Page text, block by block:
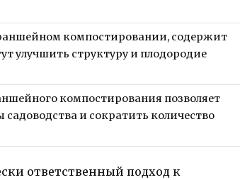
компостировании, содержит
улучшить структуру и плодородие
компостирования позволяет
и сократить количество
ответственный подход к